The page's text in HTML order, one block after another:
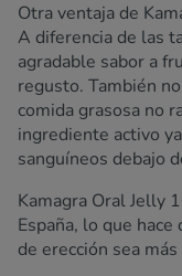
Otra ventaja de
A diferencia de las
agradable sabor a
regusto. También
comida grasosa no
ingrediente activo
sanguíneos debajo
Kamagra Oral Jelly
España, lo que
de erección sea